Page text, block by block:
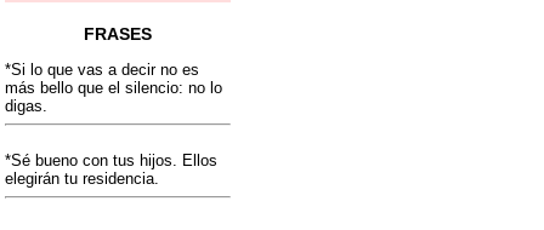
FRASES
*Si lo que vas a decir no es
más bello que el silencio: no lo
digas.
*Sé bueno con tus hijos. Ellos
elegirán tu residencia.